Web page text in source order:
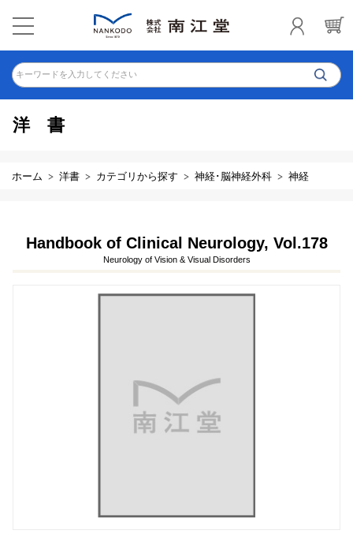
キーワードを入力してください
洋書
ホーム 洋書 カテゴリから探す 神経･脳神経外科 神経
Handbook of Clinical Neurology, Vol.178
Neurology of Vision & Visual Disorders